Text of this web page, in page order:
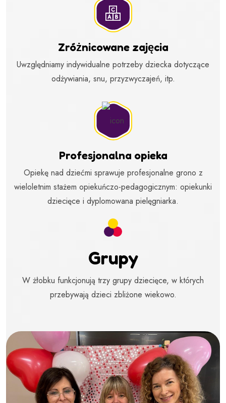
Zróżnicowane zajęcia
Uwzględniamy indywidualne potrzeby dziecka dotyczące
odżywiania, snu, przyzwyczajeń, itp.
Profesjonalna opieka
Opiekę nad dziećmi sprawuje profesjonalne grono z
wieloletnim stażem opiekuńczo-pedagogicznym: opiekunki
dziecięce i dyplomowana pielęgniarka.
Grupy
W żłobku funkcjonują trzy grupy dziecięce, w których
przebywają dzieci zbliżone wiekowo.